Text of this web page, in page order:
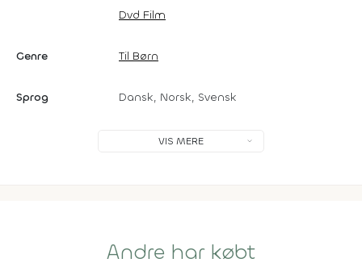
Dvd Film
Genre Til Børn
Sprog Dansk, Norsk, Svensk
VIS MERE
Andre har købt